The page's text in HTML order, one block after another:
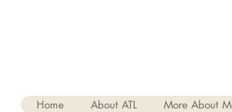
Home About ATL More About